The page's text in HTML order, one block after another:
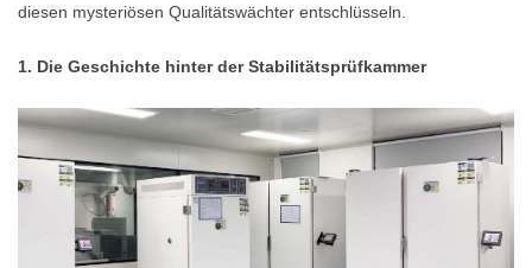
diesen mysteriösen Qualitätswächter entschlüsseln.
1. Die Geschichte hinter der Stabilitätsprüfkammer